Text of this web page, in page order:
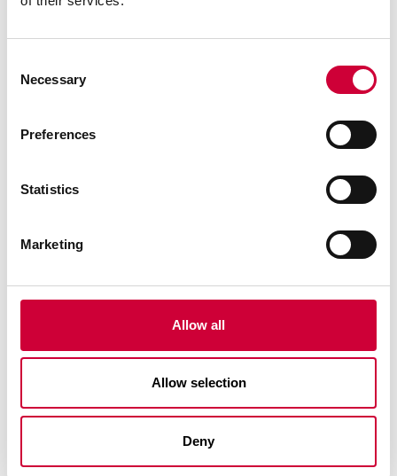
Selection
Necessary
Preferences
Statistics
Marketing
Allow all
Allow selection
Deny
Oznacza to eliminację wszelkich form
dyskryminacji ze względu na płeć, promowanie
zatrudnienia oraz udziału w życiu politycznym i
Znaczenie:
świata. Zapewnienie równości płci przyczynia się
do lepszych wyników ekonomicznych i
mężczyzn.